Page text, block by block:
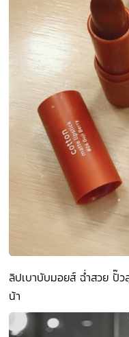
ลิปเบาบับมอยส์ ฉ่ำสวย ปั๊
น้า